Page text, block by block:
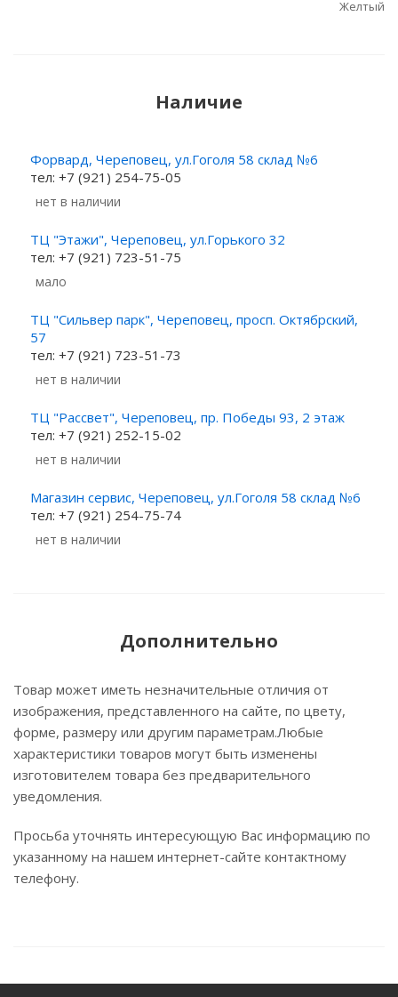
Желтый
Наличие
Форвард, Череповец, ул.Гоголя 58 склад №6
тел: +7 (921) 254-75-05
Нет в наличии
ТЦ "Этажи", Череповец, ул.Горького 32
тел: +7 (921) 723-51-75
Мало
ТЦ "Сильвер парк", Череповец, просп. Октябрский,
57
тел: +7 (921) 723-51-73
Нет в наличии
ТЦ "Рассвет", Череповец, пр. Победы 93, 2 этаж
тел: +7 (921) 252-15-02
Нет в наличии
Магазин сервис, Череповец, ул.Гоголя 58 склад №6
тел: +7 (921) 254-75-74
Нет в наличии
Дополнительно
Товар может иметь незначительные отличия от
изображения, представленного на сайте, по цвету,
форме, размеру или другим параметрам.Любые
характеристики товаров могут быть изменены
изготовителем товара без предварительного
уведомления.
Просьба уточнять интересующую Вас информацию по
указанному на нашем интернет-сайте контактному
телефону.